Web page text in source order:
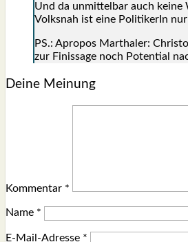
Und da unmit­tel­bar auch kei­ne
Volks­nah ist eine Poli­ti­ke­rIn
PS.: Apro­pos Mar­tha­ler:
zur Finis­sa­ge noch Poten­ti­al
Deine Meinung
Kommentar *
Name *
E-Mail-Adresse *